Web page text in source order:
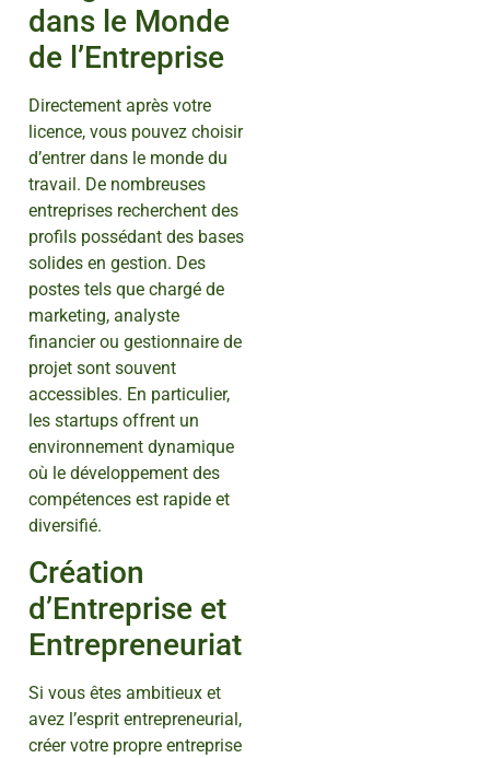
dans le Monde
de l’Entreprise
Directement après votre
licence, vous pouvez choisir
d’entrer dans le monde du
travail. De nombreuses
entreprises recherchent des
profils possédant des bases
solides en gestion. Des
postes tels que chargé de
marketing, analyste
financier ou gestionnaire de
projet sont souvent
accessibles. En particulier,
les startups offrent un
environnement dynamique
où le développement des
compétences est rapide et
diversifié.
Création
d’Entreprise et
Entrepreneuriat
Si vous êtes ambitieux et
avez l’esprit entrepreneurial,
créer votre propre entreprise